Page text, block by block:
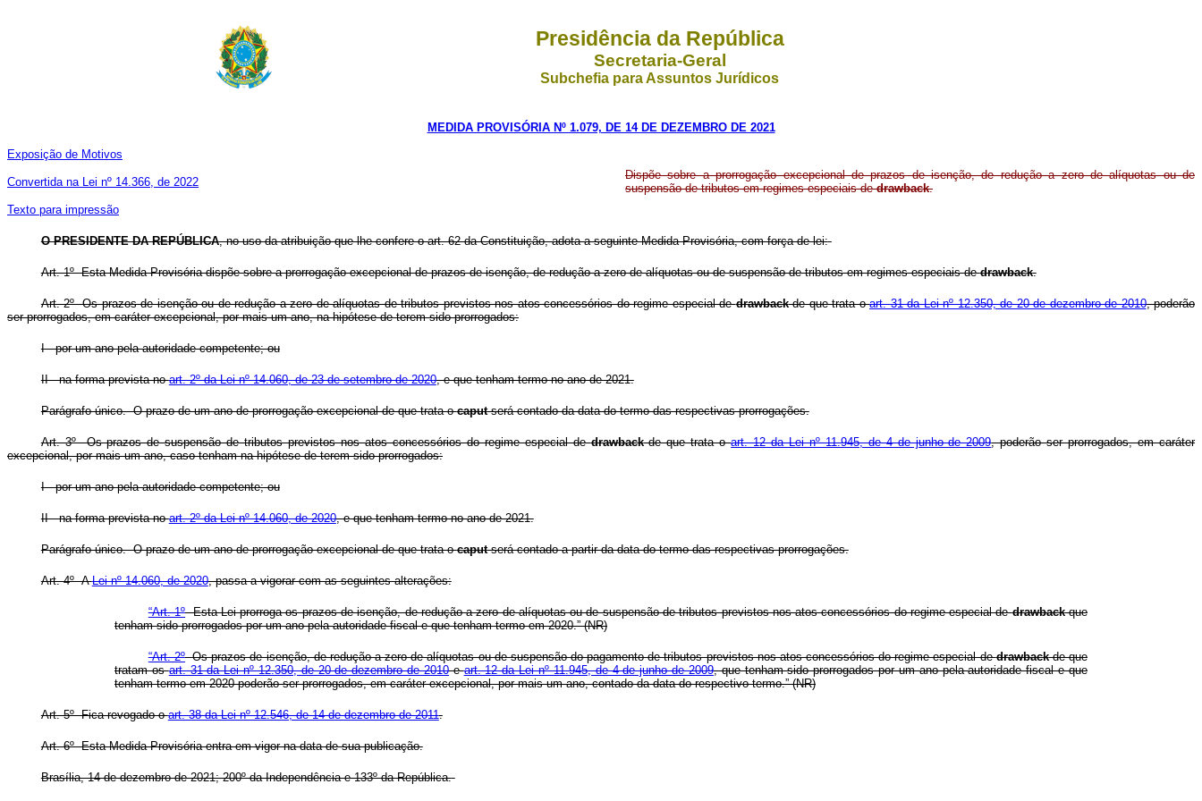
Presidência da República
Secretaria-Geral
Subchefia para Assuntos Jurídicos
MEDIDA PROVISÓRIA Nº 1.079, DE 14 DE DEZEMBRO DE 2021
Exposição de Motivos
Convertida na Lei nº 14.366, de 2022
Texto para impressão
Dispõe sobre a prorrogação excepcional de prazos de isenção, de redução a zero de alíquotas ou de
suspensão de tributos em regimes especiais dedrawback.
O PRESIDENTE DA REPÚBLICA, no uso da atribuição que lhe confere o art. 62 da Constituição, adota a seguinte Medida Provisória, com força de lei:
Art. 1º Esta Medida Provisória dispõe sobre a prorrogação excepcional de prazos de isenção, de redução a zero de alíquotas ou de suspensão de tributos em regimes especiais dedrawback.
Art. 2º Os prazos de isenção ou de redução a zero de alíquotas de tributos previstos nos atos concessórios do regime especial dedrawbackde que trata oart. 31 da Lei nº 12.350, de 20 de dezembro de 2010, poderão
ser prorrogados, em caráter excepcional, por mais um ano, na hipótese de terem sido prorrogados:
I - por um ano pela autoridade competente; ou
II - na forma prevista noart. 2º da Lei nº 14.060, de 23 de setembro de 2020, e que tenham termo no ano de 2021.
Parágrafo único. O prazo de um ano de prorrogação excepcional de que trata ocaputserá contado da data do termo das respectivas prorrogações.
Art. 3º Os prazos de suspensão de tributos previstos nos atos concessórios do regime especial dedrawbackde que trata oart. 12 da Lei nº 11.945, de 4 de junho de 2009, poderão ser prorrogados, em caráter
excepcional, por mais um ano, caso tenham na hipótese de terem sido prorrogados:
I - por um ano pela autoridade competente; ou
II - na forma prevista noart. 2º da Lei nº 14.060, de 2020, e que tenham termo no ano de 2021.
Parágrafo único. O prazo de um ano de prorrogação excepcional de que trata ocaputserá contado a partir da data do termo das respectivas prorrogações.
Art. 4º ALei nº 14.060, de 2020, passa a vigorar com as seguintes alterações:
“Art. 1ºEsta Lei prorroga os prazos de isenção, de redução a zero de alíquotas ou de suspensão de tributos previstos nos atos concessórios do regime especial dedrawbackque
tenham sido prorrogados por um ano pela autoridade fiscal e que tenham termo em 2020.” (NR)
“Art. 2ºOs prazos de isenção, de redução a zero de alíquotas ou de suspensão do pagamento de tributos previstos nos atos concessórios do regime especial dedrawbackde que
tratam osart. 31 da Lei nº 12.350, de 20 de dezembro de 2010eart. 12 da Lei nº 11.945, de 4 de junho de 2009, que tenham sido prorrogados por um ano pela autoridade fiscal e que
tenham termo em 2020 poderão ser prorrogados, em caráter excepcional, por mais um ano, contado da data do respectivo termo.” (NR)
Art. 5º Fica revogado oart. 38 da Lei nº 12.546, de 14 de dezembro de 2011.
Art. 6º Esta Medida Provisória entra em vigor na data de sua publicação.
Brasília, 14 de dezembro de 2021; 200º da Independência e 133º da República.